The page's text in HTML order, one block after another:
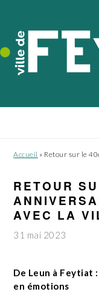
navigation
principale
contenu
principal
pied
de
page
Accueil » Retour sur le
RETOUR
AVEC LA
31 mai 2023
De Leun à Feytiat
en émotions